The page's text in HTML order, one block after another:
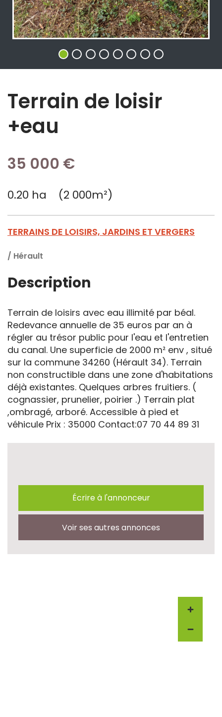
Terrain de loisir
+eau
35 000 €
0.20 ha (2 000m²)
TERRAINS DE LOISIRS, JARDINS ET VERGERS
/ Hérault
Description
Terrain de loisirs avec eau illimité par béal.
Redevance annuelle de 35 euros par an à
régler au trésor public pour l'eau et I'entretien
du canal. Une superficie de 2000 m² env , situé
sur la commune 34260 (Hérault 34). Terrain
non constructible dans une zone d'habitations
déjà existantes. Quelques arbres fruitiers. (
cognassier, prunelier, poirier .) Terrain plat
,ombragé, arboré. Accessible à pied et
véhicule Prix : 35000 Contact:07 70 44 89 31
Écrire à l'annonceur
Voir ses autres annonces